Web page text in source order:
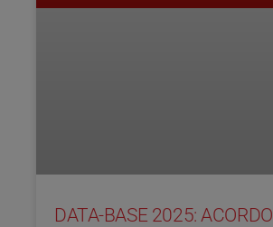
DATA-BASE 2025: ACORDO